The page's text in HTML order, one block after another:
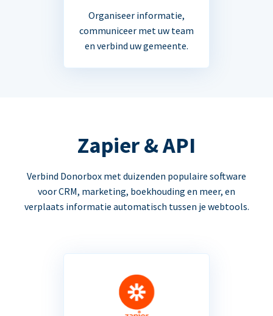
Organiseer informatie,
communiceer met uw team
en verbind uw gemeente.
Zapier & API
Verbind Donorbox met duizenden populaire software
voor CRM, marketing, boekhouding en meer, en
verplaats informatie automatisch tussen je webtools.